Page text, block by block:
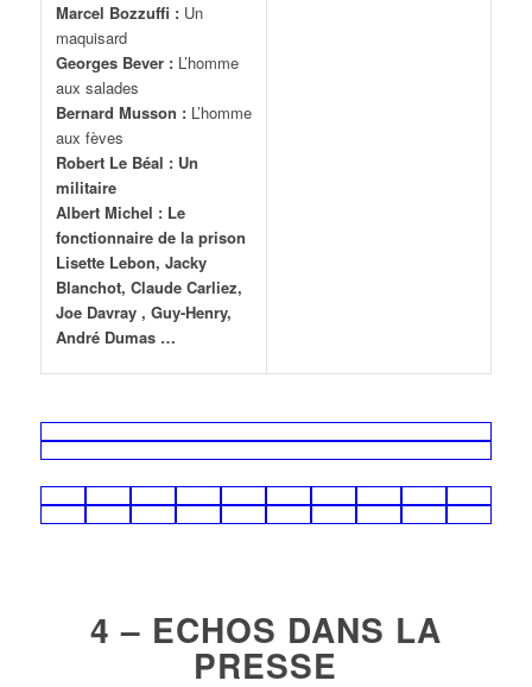
Marcel Bozzuffi :Un
maquisard
Georges Bever : L’homme
aux salades
Bernard Musson :L’homme
aux fèves
Robert Le Béal : Un
militaire
Albert Michel : Le
fonctionnaire de la prison
Lisette Lebon, Jacky
Blanchot, Claude Carliez,
Joe Davray , Guy-Henry,
André Dumas …
4 – ECHOS DANS LA
PRESSE